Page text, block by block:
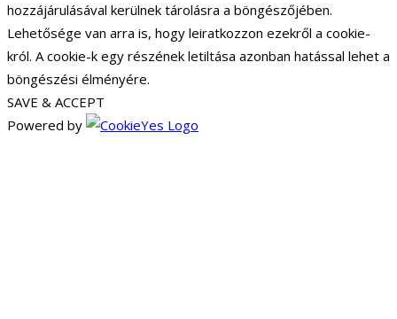
hozzájárulásával kerülnek tárolásra a böngészőjében.
Lehetősége van arra is, hogy leiratkozzon ezekről a cookie-
król. A cookie-k egy részének letiltása azonban hatással lehet a
böngészési élményére.
SAVE & ACCEPT
Powered by